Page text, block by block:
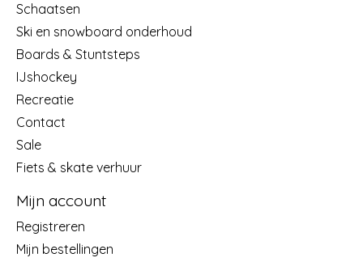
Schaatsen
Ski en snowboard onderhoud
Boards & Stuntsteps
IJshockey
Recreatie
Contact
Sale
Fiets & skate verhuur
Mijn account
Registreren
Mijn bestellingen